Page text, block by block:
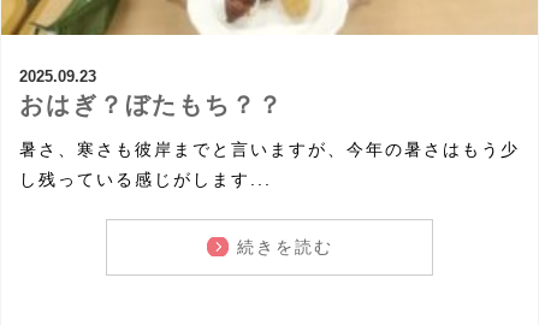
2025.09.23
おはぎ？ぼたもち？？
暑さ、寒さも彼岸までと言いますが、今年の暑さはもう少
し残っている感じがします...
続きを読む